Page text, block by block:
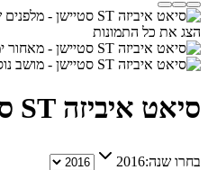
הצג את כל התמונות
סיאט איביזה ST סטיישן
בחרו שנה:2016